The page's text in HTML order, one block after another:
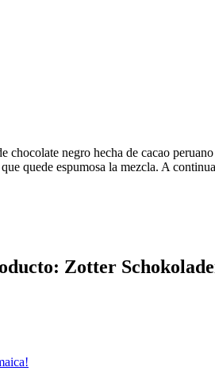
chocolate negro hecha de cacao
quede espumosa la mezcla. A
Zotter